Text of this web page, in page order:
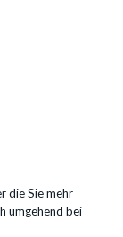
die Sie mehr
umgehend bei